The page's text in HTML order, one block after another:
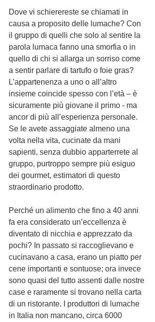
Dove vi schierereste se chiamati in
causa a proposito delle lumache? Con
il gruppo di quelli che solo al sentire la
parola lumaca fanno una smorfia o in
quello di chi si allarga un sorriso come
a sentir parlare di tartufo o foie gras?
L’appartenenza a uno o all’altro
insieme coincide spesso con l’età – è
sicuramente più giovane il primo - ma
ancor di più all’esperienza personale.
Se le avete assaggiate almeno una
volta nella vita, cucinate da mani
sapienti, senza dubbio apparterrete al
gruppo, purtroppo sempre più esiguo
dei gourmet, estimatori di questo
straordinario prodotto.
Perché un alimento che fino a 40 anni
fa era considerato un’eccellenza è
diventato di nicchia e apprezzato da
pochi? In passato si raccoglievano e
cucinavano a casa, erano un piatto per
cene importanti e sontuose; ora invece
sono quasi del tutto assenti dalle nostre
case e raramente si trovano nella carta
di un ristorante. I produttori di lumache
in Italia non mancano, circa 6000